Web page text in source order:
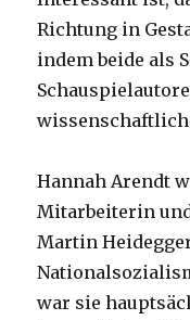
Richtung in
indem beide als
Hannah Arendt
Mitarbeiterin
Martin
war sie